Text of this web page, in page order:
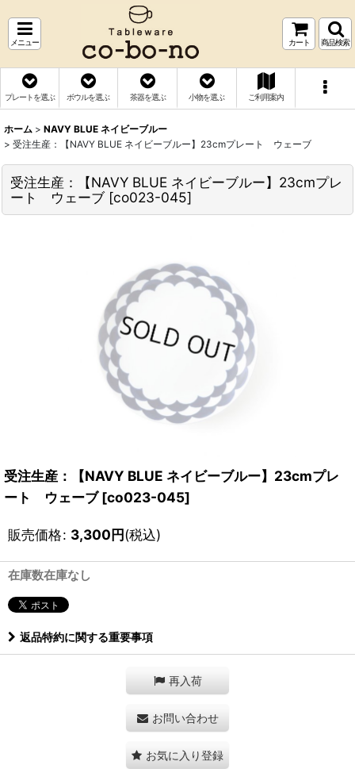
メニュー カート 商品検索
プレートを選ぶ ボウルを選ぶ 茶器を選ぶ 小物を選ぶ ご利用案内
ホーム > NAVY BLUE ネイビーブルー
> 受注生産：【NAVY BLUE ネイビーブルー】23cmプレート ウェーブ
受注生産：【NAVY BLUE ネイビーブルー】23cmプレ
ート ウェーブ [co023-045]
受注生産：【NAVY BLUE ネイビーブルー】23cmプレ
ート ウェーブ [co023-045]
販売価格: 3,300円(税込)
在庫数在庫なし
返品特約に関する重要事項
再入荷
お問い合わせ
お気に入り登録